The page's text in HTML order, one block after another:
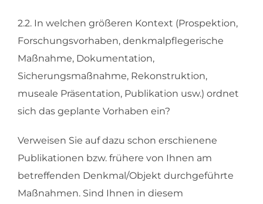
2.2. In welchen größeren Kontext (Prospektion,
Forschungsvorhaben, denkmalpflegerische
Maßnahme, Dokumentation,
Sicherungsmaßnahme, Rekonstruktion,
museale Präsentation, Publikation usw.) ordnet
sich das geplante Vorhaben ein?
Verweisen Sie auf dazu schon erschienene
Publikationen bzw. frühere von Ihnen am
betreffenden Denkmal/Objekt durchgeführte
Maßnahmen. Sind Ihnen in diesem